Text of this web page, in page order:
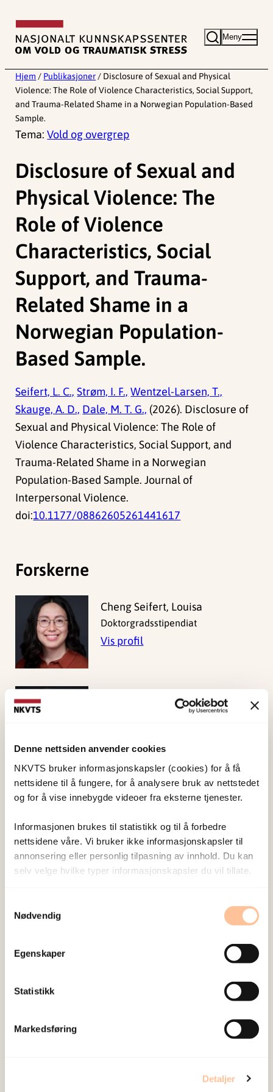
Denne nettsiden anvender cookies
NKVTS bruker informasjonskapsler (cookies) for å få
nettsidene til å fungere, for å analysere bruk av nettstedet
og for å vise innebygde videoer fra eksterne tjenester.
Informasjonen brukes til statistikk og til å forbedre
nettsidene våre. Vi bruker ikke informasjonskapsler til
annonsering eller personlig tilpasning av innhold. Du kan
selv velge hvilke typer informasjonskapsler du vil tillate.
Nødvendig
Egenskaper
Statistikk
Markedsføring
Detaljer
innhold
Meny
Hjem / Publikasjoner / Disclosure of Sexual and Physical
Violence: The Role of Violence Characteristics, Social Support,
and Trauma-Related Shame in a Norwegian Population-Based
Sample.
Tema:Vold og overgrep
Disclosure of Sexual and
Physical Violence: The
Role of Violence
Characteristics, Social
Support, and Trauma-
Related Shame in a
Norwegian Population-
Based Sample.
Seifert, L. C., Strøm, I. F., Wentzel-Larsen, T.,
Skauge, A. D., Dale, M. T. G., (2026). Disclosure of
Sexual and Physical Violence: The Role of
Violence Characteristics, Social Support, and
Trauma-Related Shame in a Norwegian
Population-Based Sample. Journal of
Interpersonal Violence.
doi:10.1177/08862605261441617
Forskerne
Cheng Seifert, Louisa
Doktorgradsstipendiat
Vis profil
Duun Skauge, Anja
Grønning Dale, Maria
Teresa
Vis profil
Strøm, Ida Frugård